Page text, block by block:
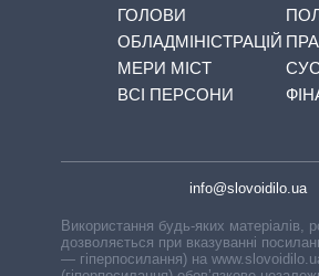
ГОЛОВИ
ОБЛАДМІНІСТРАЦІЙ
МЕРИ МІСТ
ВСІ ПЕРСОНИ
info@slovoidilo.ua
Використання будь-яких матеріалів,
дозволяється при вказуванні
— гіперпосилання) на